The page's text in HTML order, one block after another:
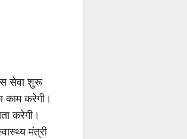
सेवा शुरू
करेगी।
करेगी।
मंत्री